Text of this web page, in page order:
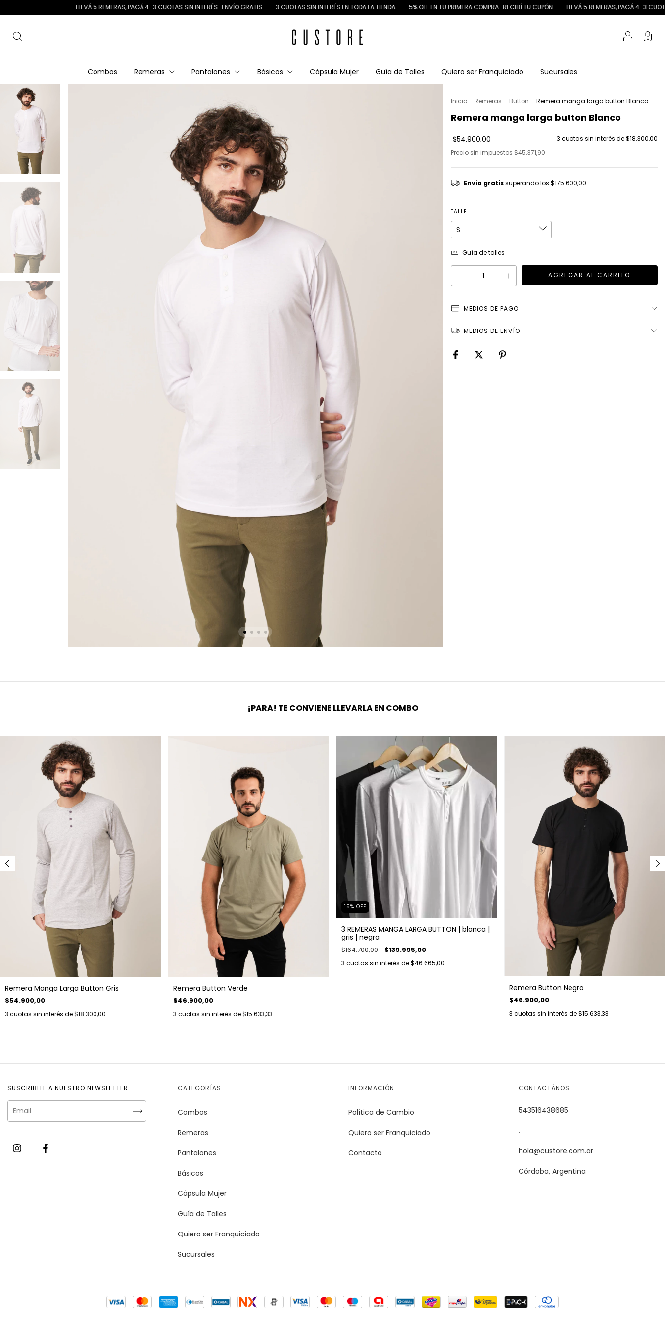
LLEVÁ 5 REMERAS, PAGÁ 4 · 3 CUOTAS SIN INTERÉS · ENVÍO GRATIS 3 CUOTAS SIN INTERÉS EN TODA LA TIENDA 5% OFF EN TU PRIMERA COMPRA · RECIBÍ TU CUPÓN LLEVÁ 5 REMERAS, PAGÁ 4 · 3 CUOTAS SIN
0
Combos Remeras Pantalones Básicos Cápsula Mujer Guía de Talles Quiero ser Franquiciado Sucursales
Inicio . Remeras . Button . Remera manga larga button Blanco
Remera manga larga button Blanco
$54.900,00 3 cuotas sin interés de$18.300,00
Precio sin impuestos $45.371,90
Envío gratis superando los $175.600,00
TALLE
Guía de talles
MEDIOS DE PAGO
MEDIOS DE ENVÍO
¡PARA! TE CONVIENE LLEVARLA EN COMBO
Remera Manga Larga Button Gris
$54.900,00
3 cuotas sin interés de$18.300,00
Remera Button Verde
$46.900,00
3 cuotas sin interés de$15.633,33
15% OFF
3 REMERAS MANGA LARGA BUTTON | blanca |
gris | negra
$164.700,00 $139.995,00
3 cuotas sin interés de$46.665,00
Remera Button Negro
$46.900,00
3 cuotas sin interés de$15.633,33
SUSCRIBITE A NUESTRO NEWSLETTER CATEGORÍAS
Combos
Remeras
Pantalones
Básicos
Cápsula Mujer
Guía de Talles
Quiero ser Franquiciado
Sucursales
INFORMACIÓN
Política de Cambio
Quiero ser Franquiciado
Contacto
CONTACTÁNOS
543516438685
.
hola@custore.com.ar
Córdoba, Argentina